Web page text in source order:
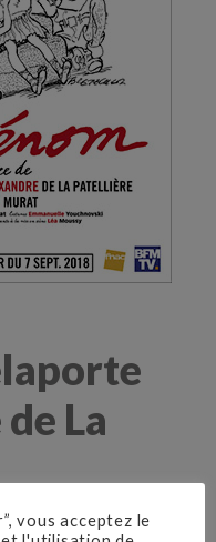
La
janvier 2019
vous acceptez le